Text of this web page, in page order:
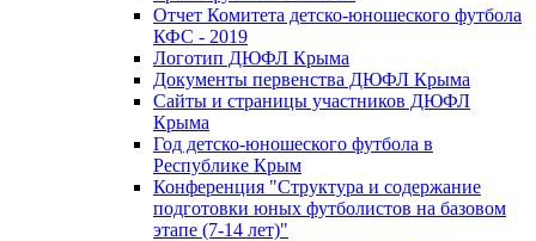
Отчет Комитета детско-юношеского футбола
КФС - 2019
Логотип ДЮФЛ Крыма
Документы первенства ДЮФЛ Крыма
Сайты и страницы участников ДЮФЛ
Крыма
Год детско-юношеского футбола в
Республике Крым
Конференция "Структура и содержание
подготовки юных футболистов на базовом
этапе (7-14 лет)"